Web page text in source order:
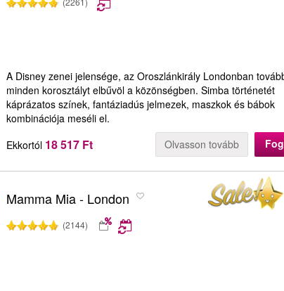
A Disney zenei jelensége, az Oroszlánkirály Londonban
minden korosztályt elbűvöl a közönségben. Simba történetét
káprázatos színek, fantáziadús jelmezek, maszkok és bábok
kombinációja meséli el.
Ekkortól 18 517 Ft Olvasson tovább
Mamma Mia - London
(2144)